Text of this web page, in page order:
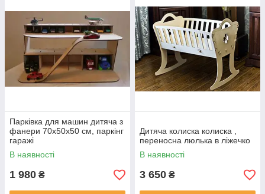
Парківка для машин дитяча з
фанери 70х50х50 см, паркінг
гаражі
В наявності
1 980 ₴
Дитяча колиска колиска ,
переносна люлька в ліжечко
В наявності
3 650 ₴